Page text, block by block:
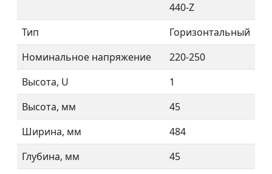
440-Z
Тип
Горизонтальный
Номинальное напряжение
220-250
Высота, U
1
Высота, мм
45
Ширина, мм
484
Глубина, мм
45